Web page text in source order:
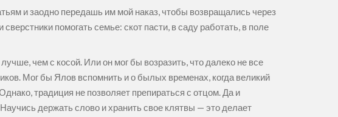
и заодно передашь им мой наказ, чтобы возвращались через
помогать семье: скот пасти, в саду работать, в поле
чем с косой. Или он мог бы возразить, что далеко не все
Мог бы Ялов вспомнить и о былых временах, когда великий
традиция не позволяет препираться с отцом. Да и
держать слово и хранить свое клятвы — это делает